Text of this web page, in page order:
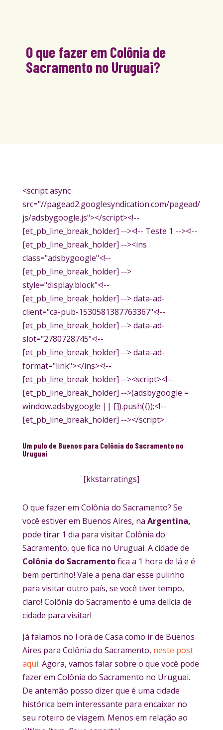
O que fazer em Colônia de
Sacramento no Uruguai?
<script async
src="//pagead2.googlesyndication.com/pagead/
js/adsbygoogle.js"></script><!--
[et_pb_line_break_holder] --><!-- Teste 1 --><!--
[et_pb_line_break_holder] --><ins
class="adsbygoogle"<!--
[et_pb_line_break_holder] -->
style="display:block"<!--
[et_pb_line_break_holder] --> data-ad-
client="ca-pub-1530581387763367"<!--
[et_pb_line_break_holder] --> data-ad-
slot="2780728745"<!--
[et_pb_line_break_holder] --> data-ad-
format="link"></ins><!--
[et_pb_line_break_holder] --><script><!--
[et_pb_line_break_holder] -->(adsbygoogle =
window.adsbygoogle || []).push({});<!--
[et_pb_line_break_holder] --></script>
Um pulo de Buenos para Colônia do Sacramento no
Uruguai
[kkstarratings]
O que fazer em Colônia do Sacramento? Se
você estiver em Buenos Aires, na Argentina,
pode tirar 1 dia para visitar Colônia do
Sacramento, que fica no Uruguai. A cidade de
Colônia do Sacramentofica a 1 hora de lá e é
bem pertinho! Vale a pena dar esse pulinho
para visitar outro país, se você tiver tempo,
claro! Colônia do Sacramento é uma delícia de
cidade para visitar!
Já falamos no Fora de Casa como ir de Buenos
Aires para Colônia do Sacramento, neste post
aqui. Agora, vamos falar sobre o que você pode
fazer em Colônia do Sacramento no Uruguai.
De antemão posso dizer que é uma cidade
histórica bem interessante para encaixar no
seu roteiro de viagem. Menos em relação ao